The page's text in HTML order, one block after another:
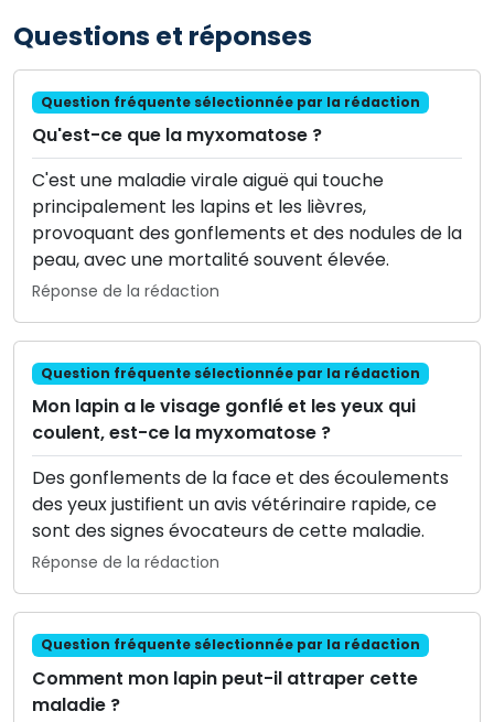
Questions et réponses
Question fréquente sélectionnée par la rédaction
Qu'est-ce que la myxomatose ?
C'est une maladie virale aiguë qui touche
principalement les lapins et les lièvres,
provoquant des gonflements et des nodules de la
peau, avec une mortalité souvent élevée.
Réponse de la rédaction
Question fréquente sélectionnée par la rédaction
Mon lapin a le visage gonflé et les yeux qui
coulent, est-ce la myxomatose ?
Des gonflements de la face et des écoulements
des yeux justifient un avis vétérinaire rapide, ce
sont des signes évocateurs de cette maladie.
Réponse de la rédaction
Question fréquente sélectionnée par la rédaction
Comment mon lapin peut-il attraper cette
maladie ?